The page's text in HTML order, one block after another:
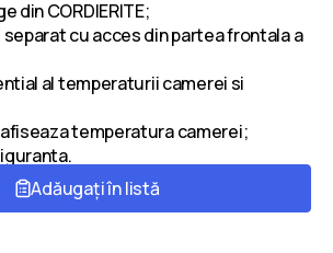
din CORDIERITE;
cu acces din partea frontala a
al temperaturii camerei si
temperatura camerei;
Adăugați în listă